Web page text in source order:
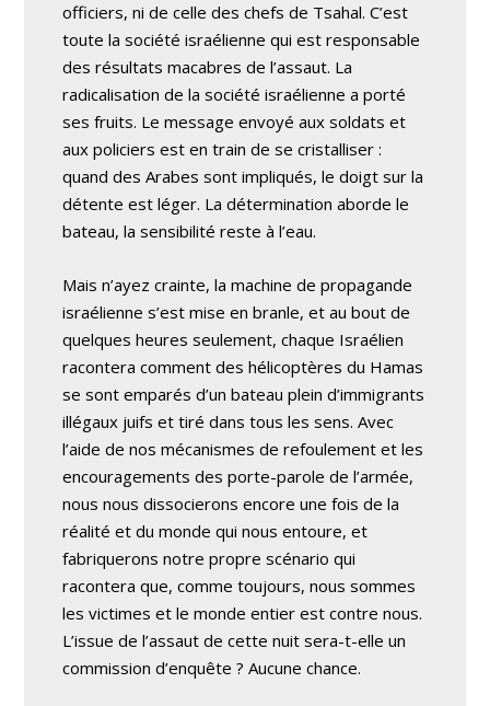
officiers, ni de celle des chefs de Tsahal. C’est
toute la société israélienne qui est responsable
des résultats macabres de l’assaut. La
radicalisation de la société israélienne a porté
ses fruits. Le message envoyé aux soldats et
aux policiers est en train de se cristalliser :
quand des Arabes sont impliqués, le doigt sur la
détente est léger. La détermination aborde le
bateau, la sensibilité reste à l’eau.
Mais n’ayez crainte, la machine de propagande
israélienne s’est mise en branle, et au bout de
quelques heures seulement, chaque Israélien
racontera comment des hélicoptères du Hamas
se sont emparés d’un bateau plein d’immigrants
illégaux juifs et tiré dans tous les sens. Avec
l’aide de nos mécanismes de refoulement et les
encouragements des porte-parole de l’armée,
nous nous dissocierons encore une fois de la
réalité et du monde qui nous entoure, et
fabriquerons notre propre scénario qui
racontera que, comme toujours, nous sommes
les victimes et le monde entier est contre nous.
L’issue de l’assaut de cette nuit sera-t-elle un
commission d’enquête ? Aucune chance.